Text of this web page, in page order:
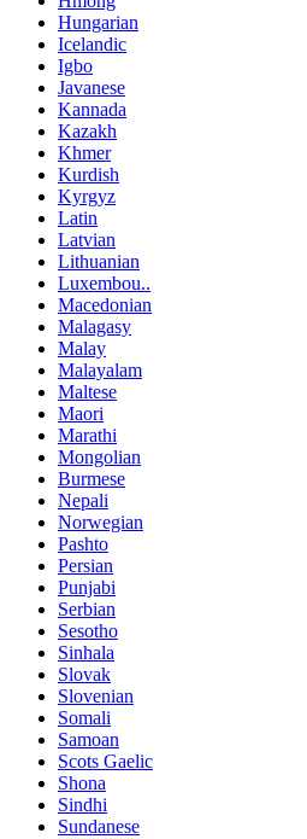
Hungarian
Icelandic
Igbo
Javanese
Kannada
Kazakh
Khmer
Kurdish
Kyrgyz
Latin
Latvian
Lithuanian
Luxembou..
Macedonian
Malagasy
Malay
Malayalam
Maltese
Maori
Marathi
Mongolian
Burmese
Nepali
Norwegian
Pashto
Persian
Punjabi
Serbian
Sesotho
Sinhala
Slovak
Slovenian
Somali
Samoan
Scots Gaelic
Shona
Sindhi
Sundanese